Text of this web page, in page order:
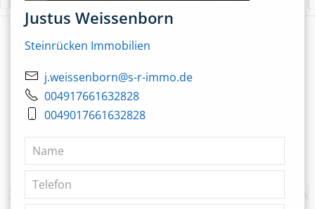
Justus Weissenborn
Steinrücken Immobilien
j.weissenborn@s-r-immo.de
004917661632828
0049017661632828